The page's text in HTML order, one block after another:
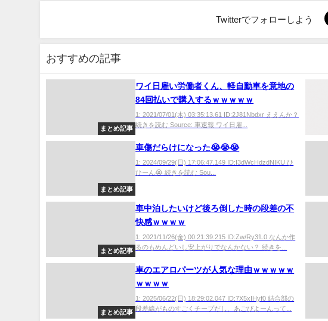
Twitterでフォローしよう
おすすめの記事
まとめ記事
ワイ日雇い労働者くん、軽自動車を意地の
84回払いで購入するｗｗｗｗｗ
1: 2021/07/01(木) 03:35:13.61 ID:2J81Nbdxr ええんか？
続きを読む Source: 車速報 ワイ日雇...
まとめ記事
車傷だらけになった😭😭😭
1: 2024/09/29(日) 17:06:47.149 ID:I3dWcHdzdNIKU ひ
ひーん😭 続きを読む Sou...
まとめ記事
車中泊したいけど後ろ倒した時の段差の不
快感ｗｗｗｗ
1: 2021/11/26(金) 00:21:39.215 ID:Zw/Ry3fL0 なんか作
るのもめんどいし安上がりでなんかない？ 続きを...
まとめ記事
車のエアロパーツが人気な理由ｗｗｗｗｗ
ｗｗｗｗ
1: 2025/06/22(日) 18:29:02.047 ID:7X5xIHyf0 結合部の
段差線がものすごくチープだし、あごびよーんって...